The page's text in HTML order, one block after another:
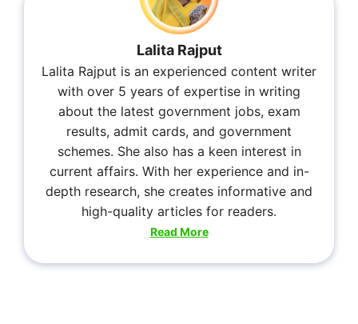
Lalita Rajput
Lalita Rajput is an experienced content writer
with over 5 years of expertise in writing
about the latest government jobs, exam
results, admit cards, and government
schemes. She also has a keen interest in
current affairs. With her experience and in-
depth research, she creates informative and
high-quality articles for readers.
Read More